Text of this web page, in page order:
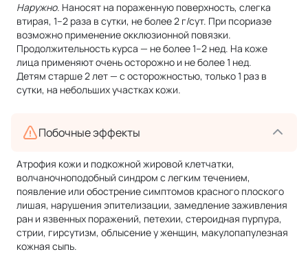
Наружно. Наносят на пораженную поверхность, слегка
втирая, 1–2 раза в сутки, не более 2 г/сут. При псориазе
возможно применение окклюзионной повязки.
Продолжительность курса — не более 1–2 нед. На коже
лица применяют очень осторожно и не более 1 нед.
Детям старше 2 лет — с осторожностью, только 1 раз в
сутки, на небольших участках кожи.
Побочные эффекты
Атрофия кожи и подкожной жировой клетчатки,
волчаночноподобный синдром с легким течением,
появление или обострение симптомов красного плоского
лишая, нарушения эпителизации, замедление заживления
ран и язвенных поражений, петехии, стероидная пурпура,
стрии, гирсутизм, облысение у женщин, макулопапулезная
кожная сыпь.